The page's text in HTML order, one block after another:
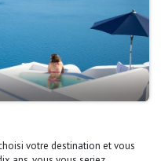
votre destination et vous